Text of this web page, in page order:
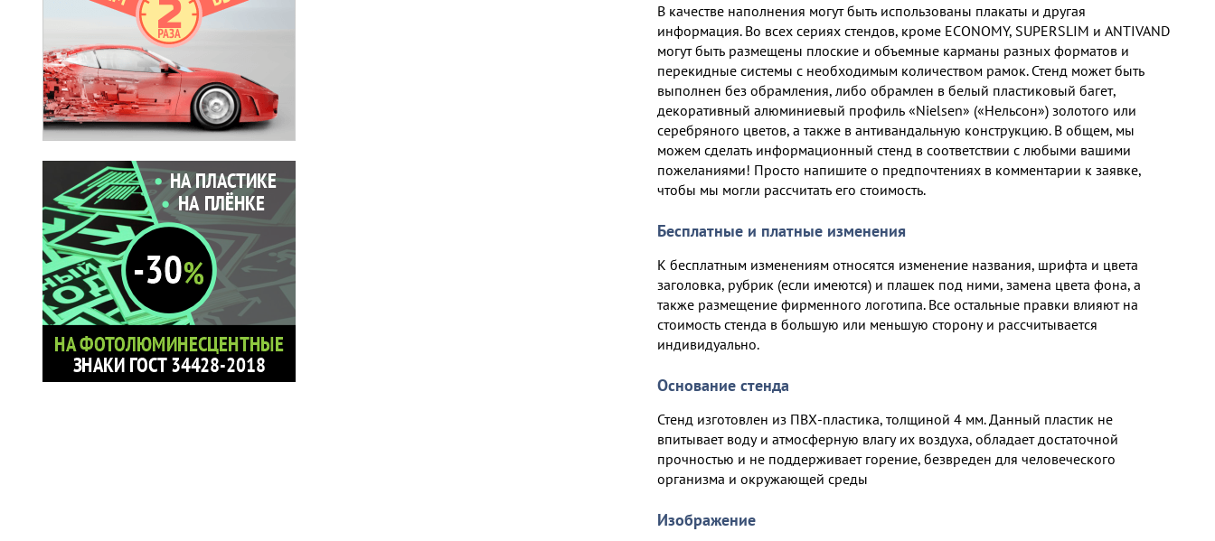
В качестве наполнения могут быть использованы плакаты и другая
информация. Во всех сериях стендов, кроме ECONOMY, SUPERSLIM и ANTIVAND
могут быть размещены плоские и объемные карманы разных форматов и
перекидные системы с необходимым количеством рамок. Стенд может быть
выполнен без обрамления, либо обрамлен в белый пластиковый багет,
декоративный алюминиевый профиль «Nielsen» («Нельсон») золотого или
серебряного цветов, а также в антивандальную конструкцию. В общем, мы
можем сделать информационный стенд в соответствии с любыми вашими
пожеланиями! Просто напишите о предпочтениях в комментарии к заявке,
чтобы мы могли рассчитать его стоимость.
Бесплатные и платные изменения
К бесплатным изменениям относятся изменение названия, шрифта и цвета
заголовка, рубрик (если имеются) и плашек под ними, замена цвета фона, а
также размещение фирменного логотипа. Все остальные правки влияют на
стоимость стенда в большую или меньшую сторону и рассчитывается
индивидуально.
Основание стенда
Стенд изготовлен из ПВХ-пластика, толщиной 4 мм. Данный пластик не
впитывает воду и атмосферную влагу их воздуха, обладает достаточной
прочностью и не поддерживает горение, безвреден для человеческого
организма и окружающей среды
Изображение